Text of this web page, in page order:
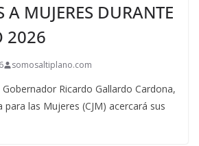
A MUJERES DURANTE
2026
somosaltiplano.com
Ricardo Gallardo Cardona,
para las Mujeres (CJM) acercará sus